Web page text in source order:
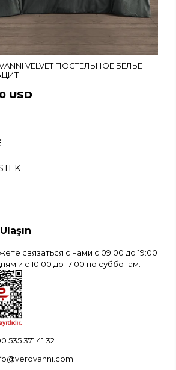
VELVET ПОСТЕЛЬНОЕ БЕЛЬЕ
USD
связаться с нами с 09:00 до 19:00
и с 10:00 до 17:00 по субботам.
535 371 41 32